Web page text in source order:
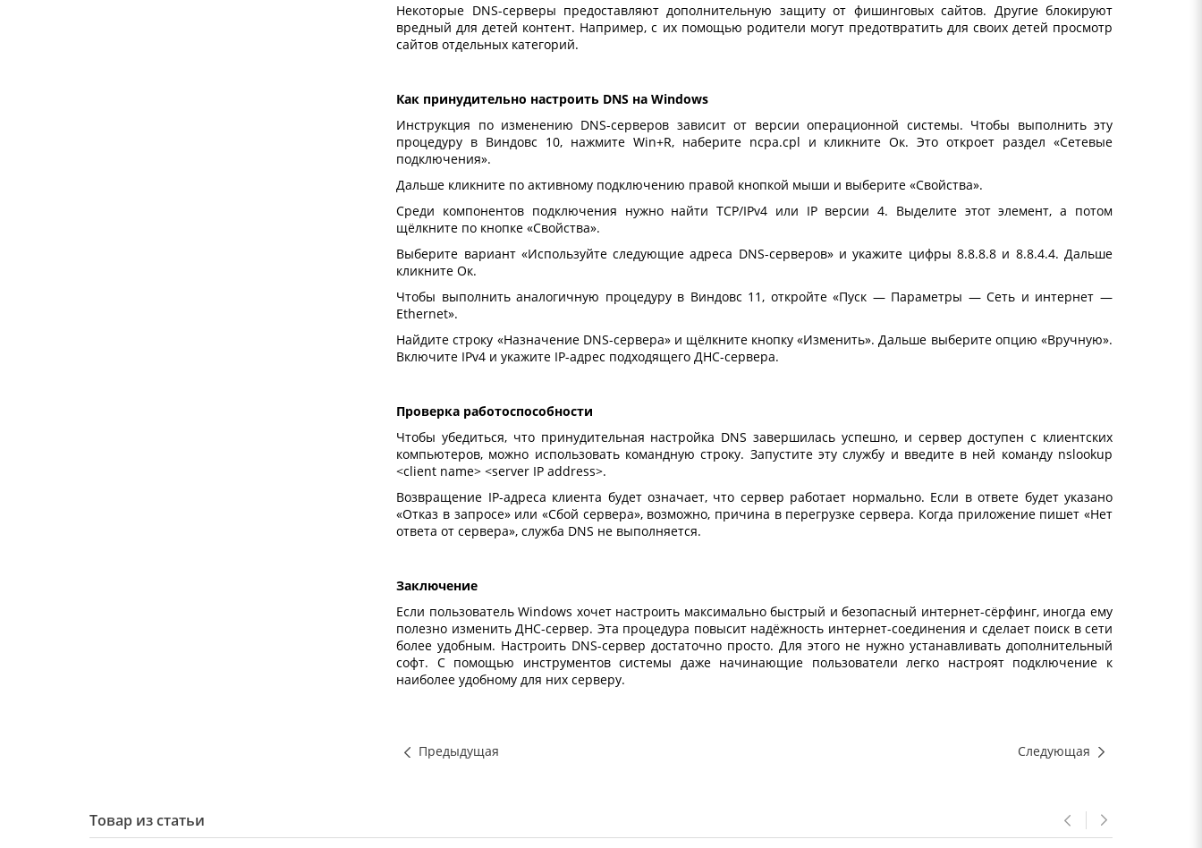
Некоторые DNS-серверы предоставляют дополнительную защиту от фишинговых сайтов. Другие блокируют
вредный для детей контент. Например, с их помощью родители могут предотвратить для своих детей просмотр
сайтов отдельных категорий.
Как принудительно настроить DNS на Windows
Инструкция по изменению DNS-серверов зависит от версии операционной системы. Чтобы выполнить эту
процедуру в Виндовс 10, нажмите Win+R, наберите ncpa.cpl и кликните Ок. Это откроет раздел «Сетевые
подключения».
Дальше кликните по активному подключению правой кнопкой мыши и выберите «Свойства».
Среди компонентов подключения нужно найти TCP/IPv4 или IP версии 4. Выделите этот элемент, а потом
щёлкните по кнопке «Свойства».
Выберите вариант «Используйте следующие адреса DNS-серверов» и укажите цифры 8.8.8.8 и 8.8.4.4. Дальше
кликните Ок.
Чтобы выполнить аналогичную процедуру в Виндовс 11, откройте «Пуск — Параметры — Сеть и интернет —
Ethernet».
Найдите строку «Назначение DNS-сервера» и щёлкните кнопку «Изменить». Дальше выберите опцию «Вручную».
Включите IPv4 и укажите IP-адрес подходящего ДНС-сервера.
Проверка работоспособности
Чтобы убедиться, что принудительная настройка DNS завершилась успешно, и сервер доступен с клиентских
компьютеров, можно использовать командную строку. Запустите эту службу и введите в ней команду nslookup
<client name> <server IP address>.
Возвращение IP-адреса клиента будет означает, что сервер работает нормально. Если в ответе будет указано
«Отказ в запросе» или «Сбой сервера», возможно, причина в перегрузке сервера. Когда приложение пишет «Нет
ответа от сервера», служба DNS не выполняется.
Заключение
Если пользовательWindows хочет настроить максимально быстрый и безопасный интернет-сёрфинг, иногда ему
полезно изменить ДНС-сервер. Эта процедура повысит надёжность интернет-соединения и сделает поиск в сети
более удобным. Настроить DNS-сервер достаточно просто. Для этого не нужно устанавливать дополнительный
софт. С помощью инструментов системы даже начинающие пользователи легко настроят подключение к
наиболее удобному для них серверу.
Предыдущая Следующая
Товар из статьи Previous
Next